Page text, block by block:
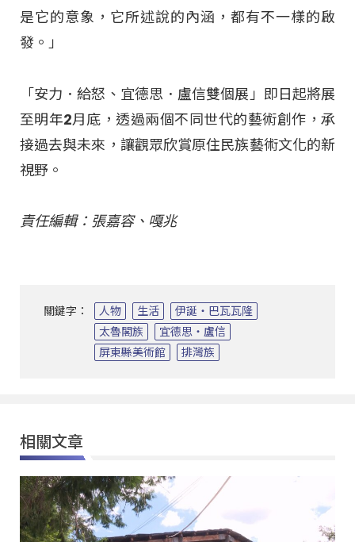
是它的意象，它所述說的內涵，都有不一樣的啟
發。」
「安力．給怒、宜德思．盧信雙個展」即日起將展
至明年2月底，透過兩個不同世代的藝術創作，承
接過去與未來，讓觀眾欣賞原住民族藝術文化的新
視野。
責任編輯：張嘉容、嘎兆
關鍵字： 人物 生活
伊誕‧巴瓦瓦隆
太魯閣族
宜德思・盧信
屏東縣美術館
排灣族
相關文章